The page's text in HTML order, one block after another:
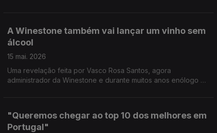
A Winestone também vai lançar um vinho sem
álcool
15 mai. 2026
Uma revelação feita por Vasco Rosa Santos, agora
administrador da Winestone e durante muitos anos enólogo da
"Queremos chegar ao top 10 dos melhores em
Portugal"